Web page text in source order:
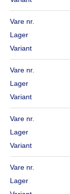
Vare nr.
Lager
Variant
Vare nr.
Lager
Variant
Vare nr.
Lager
Variant
Vare nr.
Lager